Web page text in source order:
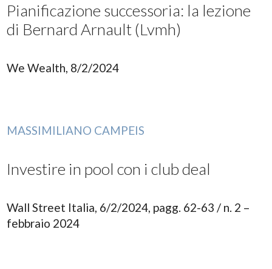
Pianificazione successoria: la lezione
di Bernard Arnault (Lvmh)
We Wealth, 8/2/2024
MASSIMILIANO CAMPEIS
Investire in pool con i club deal
Wall Street Italia, 6/2/2024, pagg. 62-63 / n. 2 –
febbraio 2024